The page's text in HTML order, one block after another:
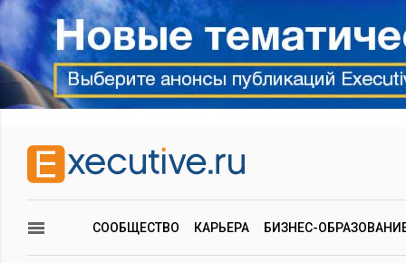
СООБЩЕСТВО КАРЬЕРА БИЗНЕС-